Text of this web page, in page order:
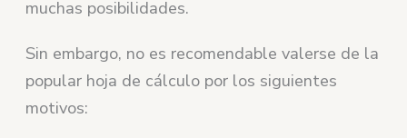
muchas posibilidades.
Sin embargo, no es recomendable valerse de la
popular hoja de cálculo por los siguientes
motivos: